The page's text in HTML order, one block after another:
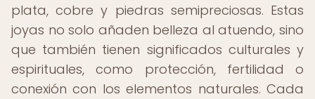
plata, cobre y piedras semipreciosas. Estas
joyas no solo añaden belleza al atuendo, sino
que también tienen significados culturales y
espirituales, como protección, fertilidad o
conexión con los elementos naturales. Cada